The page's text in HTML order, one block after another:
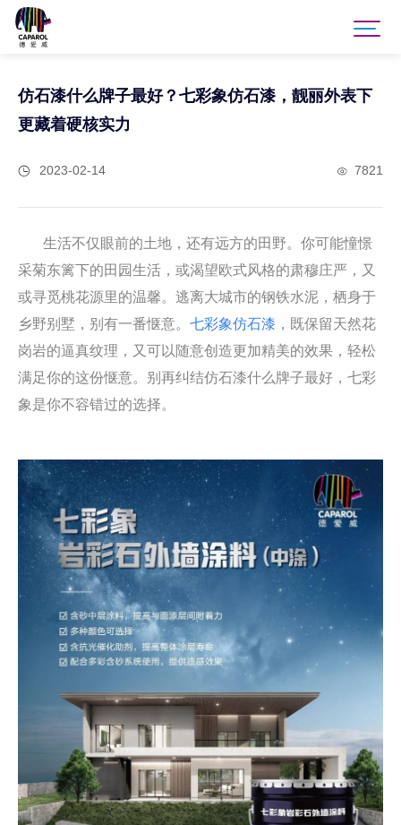
仿石漆什么牌子最好？七彩象仿石漆，靓丽外表下
更藏着硬核实力
2023-02-14 7821
生活不仅眼前的土地，还有远方的田野。你可能憧憬
采菊东篱下的田园生活，或渴望欧式风格的肃穆庄严，又
或寻觅桃花源里的温馨。逃离大城市的钢铁水泥，栖身于
乡野别墅，别有一番惬意。 七彩象仿石漆 ，既保留天然花
岗岩的逼真纹理，又可以随意创造更加精美的效果，轻松
满足你的这份惬意。别再纠结仿石漆什么牌子最好，七彩
象是你不容错过的选择。